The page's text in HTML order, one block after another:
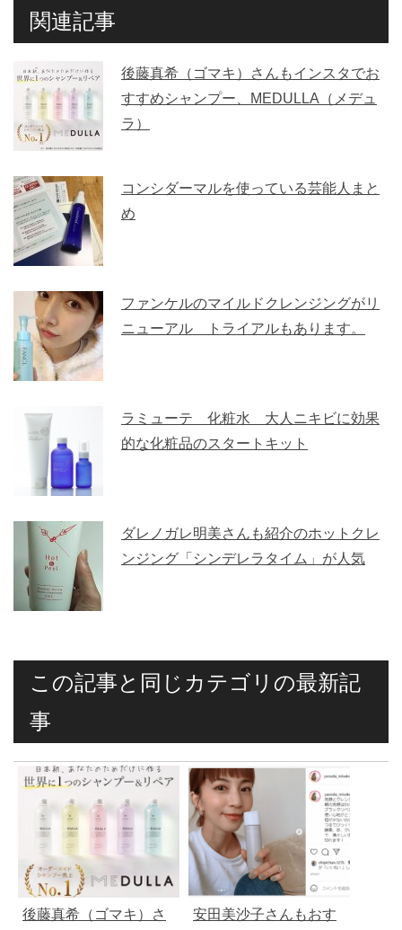
関連記事
後藤真希（ゴマキ）さんもインスタでお
すすめシャンプー、MEDULLA（メデュ
ラ）
コンシダーマルを使っている芸能人まと
め
ファンケルのマイルドクレンジングがリ
ニューアル トライアルもあります。
ラミューテ 化粧水 大人ニキビに効果
的な化粧品のスタートキット
ダレノガレ明美さんも紹介のホットクレ
ンジング「シンデレラタイム」が人気
この記事と同じカテゴリの最新記
事
後藤真希（ゴマキ）さ
安田美沙子さんもおす